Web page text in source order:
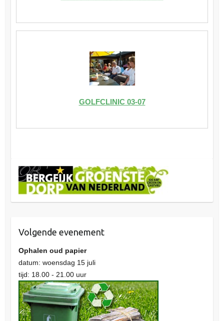
GOLFCLINIC 03-07
Volgende evenement
Ophalen oud papier
datum: woensdag 15 juli
tijd: 18.00 - 21.00 uur